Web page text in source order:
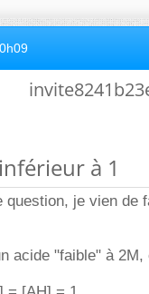
à 1
question, je vien de
acide "faible" à 2M,